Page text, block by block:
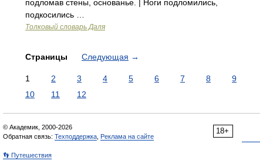
подломав стены, основанье. | Ноги подломились,
подкосились …
Толковый словарь Даля
Страницы Следующая →
1 2 3 4 5 6 7 8
9
10
11 12
18+
© Академик, 2000-2026
Обратная связь: Техподдержка Реклама на сайте
👣 Путешествия